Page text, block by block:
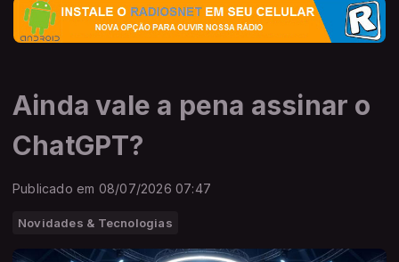
Ainda vale a pena assinar o
ChatGPT?
Publicado em 08/07/2026 07:47
Novidades & Tecnologias